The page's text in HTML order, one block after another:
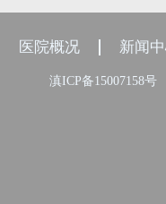
医院概况 新闻
滇ICP备15007158号